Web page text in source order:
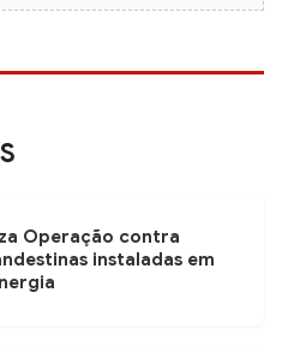
Operação contra
instaladas em